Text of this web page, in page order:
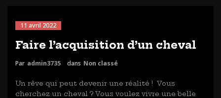
11 avril 2022
Faire l’acquisition d’un cheval
Par admin3735 dans Non classé
Un rêve qui peut devenir une réalité ! Vous
cherchez un cheval ? Vous voulez vivre une belle